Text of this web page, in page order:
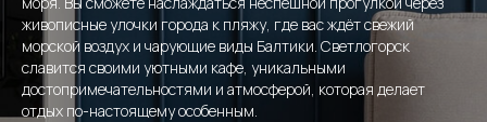
живописные улочки города к пляжу, где вас ждёт свежий
морской воздух и чарующие виды Балтики. Светлогорск
славится своими уютными кафе, уникальными
достопримечательностями и атмосферой, которая делает
отдых по-настоящему особенным.